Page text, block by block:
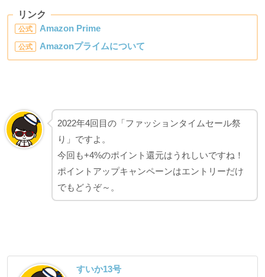
リンク
公式 Amazon Prime
公式 Amazonプライムについて
2022年4回目の「ファッションタイムセール祭
り」ですよ。
今回も+4%のポイント還元はうれしいですね！
ポイントアップキャンペーンはエントリーだけ
でもどうぞ～。
すいか13号